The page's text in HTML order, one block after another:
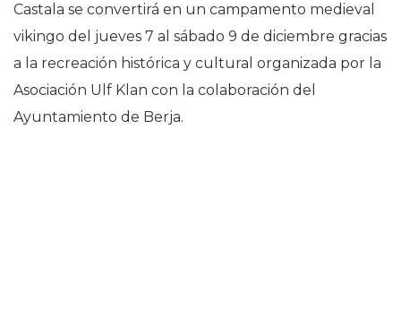
Castala se convertirá en un campamento medieval
vikingo del jueves 7 al sábado 9 de diciembre gracias
a la recreación histórica y cultural organizada por la
Asociación Ulf Klan con la colaboración del
Ayuntamiento de Berja.